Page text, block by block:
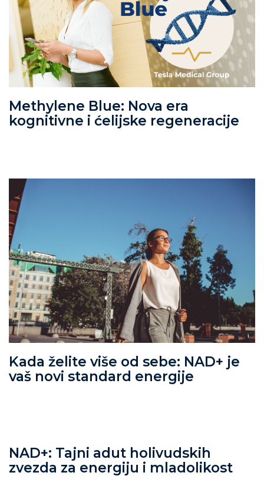
Methylene Blue: Nova era
kognitivne i ćelijske regeneracije
Kada želite više od sebe: NAD+ je
vaš novi standard energije
NAD+: Tajni adut holivudskih
zvezda za energiju i mladolikost